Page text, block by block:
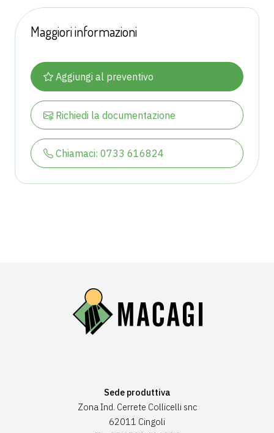
Maggiori informazioni
Aggiungi al preventivo
Richiedi la documentazione
Chiamaci: 0733 616824
Sede produttiva
Zona Ind. Cerrete Collicelli snc
62011 Cingoli